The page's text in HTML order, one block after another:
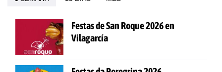
Festas de San Roque 2026 en
Vilagarcía